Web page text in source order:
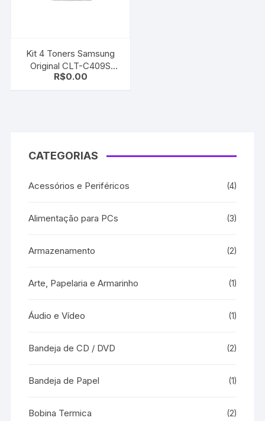
Kit 4 Toners Samsung
Original CLT-C409S
K409S – M409S Y409S
R$0.00
CATEGORIAS
Acessórios e Periféricos (4)
Alimentação para PCs (3)
Armazenamento (2)
Arte, Papelaria e Armarinho (1)
Áudio e Vídeo (1)
Bandeja de CD / DVD (2)
Bandeja de Papel (1)
Bobina Termica (2)